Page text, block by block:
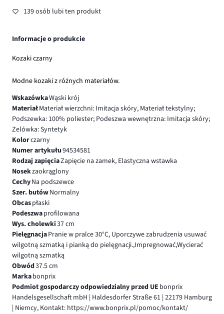
139 osób lubi ten produkt
Informacje o produkcie
Kozaki czarny
Modne kozaki z różnych materiałów.
WskazówkaWąski krój
MateriałMateriał wierzchni: Imitacja skóry, Materiał tekstylny;
Podszewka: 100% poliester; Podeszwa wewnętrzna: Imitacja skóry;
Zelówka: Syntetyk
Kolorczarny
Numer artykułu94534581
Rodzaj zapięciaZapięcie na zamek, Elastyczna wstawka
Nosekzaokrąglony
CechyNa podszewce
Szer. butówNormalny
Obcaspłaski
Podeszwaprofilowana
Wys. cholewki37 cm
PielęgnacjaPranie w pralce 30°C, Uporczywe zabrudzenia usuwać
wilgotną szmatką i pianką do pielęgnacji.,Impregnować,Wycierać
wilgotną szmatką
Obwód37.5 cm
Markabonprix
Podmiot gospodarczy odpowiedzialny przed UE bonprix
Handelsgesellschaft mbH | Haldesdorfer Straße 61 | 22179 Hamburg
| Niemcy, Kontakt: https://www.bonprix.pl/pomoc/kontakt/